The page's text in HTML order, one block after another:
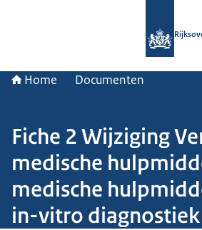
Home Documenten
Fiche 2 Wijziging
medische
medische
in-vitro diagnostiek